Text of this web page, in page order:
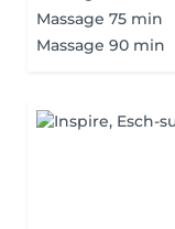
Massage 75 min
Massage 90 min